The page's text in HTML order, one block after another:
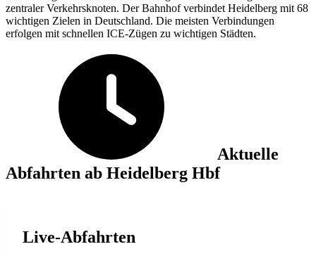
zentraler Verkehrsknoten. Der Bahnhof verbindet Heidelberg mit 68
wichtigen Zielen in Deutschland. Die meisten Verbindungen
erfolgen mit schnellen ICE-Zügen zu wichtigen Städten.
Aktuelle
Abfahrten ab Heidelberg Hbf
Live-Abfahrten